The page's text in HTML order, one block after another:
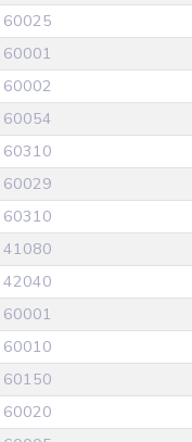
60025
60001
60002
60054
60310
60029
60310
41080
42040
60001
60010
60150
60020